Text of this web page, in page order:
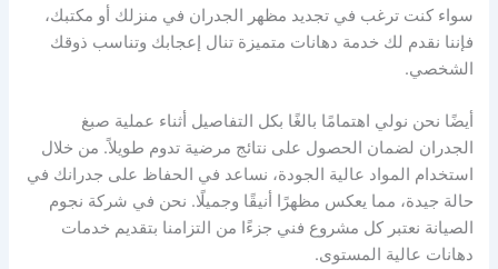
سواء كنت ترغب في تجديد مظهر الجدران في منزلك أو مكتبك،
فإننا نقدم لك خدمة دهانات متميزة تنال إعجابك وتناسب ذوقك
الشخصي.
أيضًا نحن نولي اهتمامًا بالغًا بكل التفاصيل أثناء عملية صبغ
الجدران لضمان الحصول على نتائج مرضية تدوم طويلاً. من خلال
استخدام المواد عالية الجودة، نساعد في الحفاظ على جدرانك في
حالة جيدة، مما يعكس مظهرًا أنيقًا وجميلًا. نحن في شركة نجوم
الصيانة نعتبر كل مشروع فني جزءًا من التزامنا بتقديم خدمات
دهانات عالية المستوى.